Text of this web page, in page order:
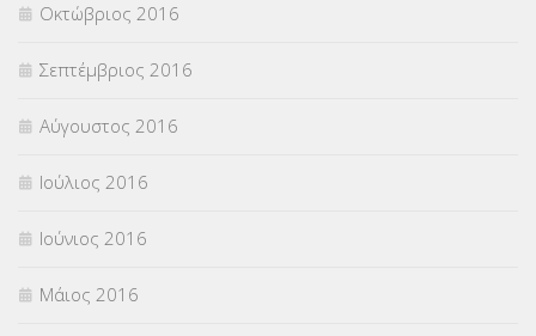
Οκτώβριος 2016
Σεπτέμβριος 2016
Αύγουστος 2016
Ιούλιος 2016
Ιούνιος 2016
Μάιος 2016